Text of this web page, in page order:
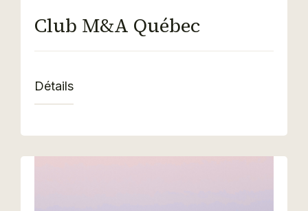
Club M&A Québec
Détails